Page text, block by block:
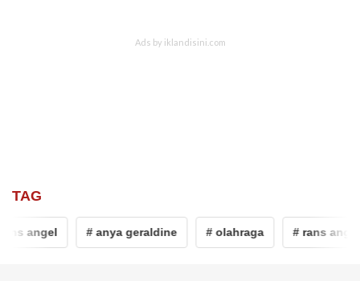
TAG
angel # anya geraldine # olahraga # rans angel